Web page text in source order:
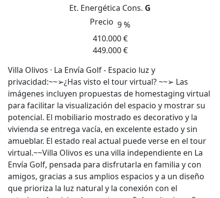
Et. Energética Cons. G
Precio 9 %
410.000 €
449.000 €
Villa Olivos · La Envía Golf - Espacio luz y
privacidad:~~➢¿Has visto el tour virtual? ~~➢ Las
imágenes incluyen propuestas de homestaging virtual
para facilitar la visualización del espacio y mostrar su
potencial. El mobiliario mostrado es decorativo y la
vivienda se entrega vacía, en excelente estado y sin
amueblar. El estado real actual puede verse en el tour
virtual.~~Villa Olivos es una villa independiente en La
Envía Golf, pensada para disfrutarla en familia y con
amigos, gracias a sus amplios espacios y a un diseño
que prioriza la luz natural y la conexión con el